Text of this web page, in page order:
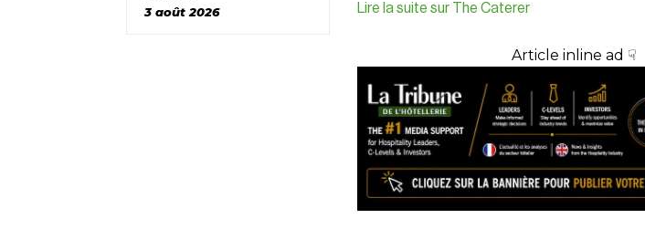
3 août 2026
Lire la suite sur The Caterer
Article inline ad ☟